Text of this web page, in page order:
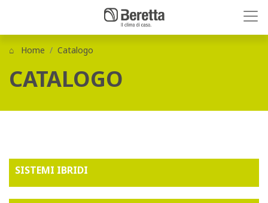
Home Catalogo
CATALOGO
SISTEMI IBRIDI